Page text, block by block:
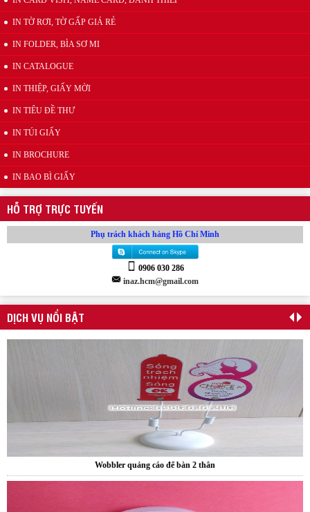
IN TỜ RƠI, TỜ GẤP GIÁ RẺ
IN FOLDER, BÌA SƠ MI
IN CATALOGUE
IN THIỆP, GIẤY MỜI
IN TIÊU ĐỀ THƯ
IN TÚI GIẤY
IN BROCHURE
IN BAO BÌ GIẤY
HỖ TRỢ TRỰC TUYẾN
Phụ trách khách hàng Hồ Chí Minh
0906 030 286
inaz.hcm@gmail.com
DỊCH VỤ NỔI BẬT
Wobbler quảng cáo để bàn 2 thân